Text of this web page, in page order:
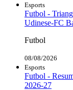
Esports
Futbol -
Udinese-FC
Futbol
08/08/2026
Esports
Futbol -
2026-27